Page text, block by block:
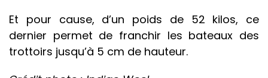
Et pour cause, d’un poids de 52 kilos, ce
dernier permet de franchir les bateaux des
trottoirs jusqu’à 5 cm de hauteur.